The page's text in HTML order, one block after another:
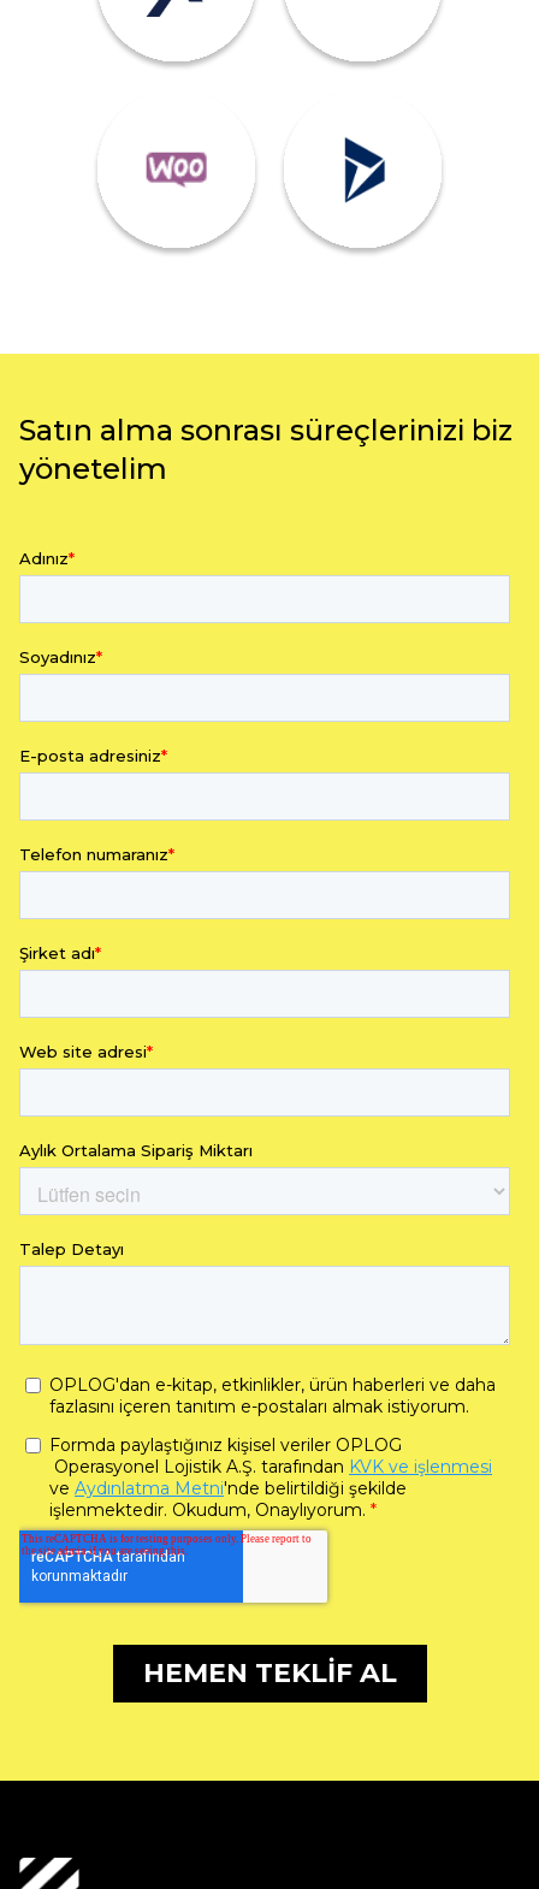
Satın alma sonrası süreçlerinizi biz
yönetelim